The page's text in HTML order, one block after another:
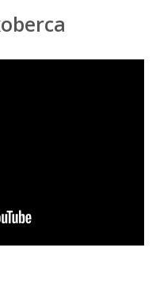
pred pokládkou